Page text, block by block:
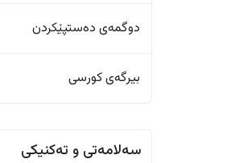
دوگمەی دەستپێکردن
بیرگەی کورسی
سەلامەتی و تەکنیکی